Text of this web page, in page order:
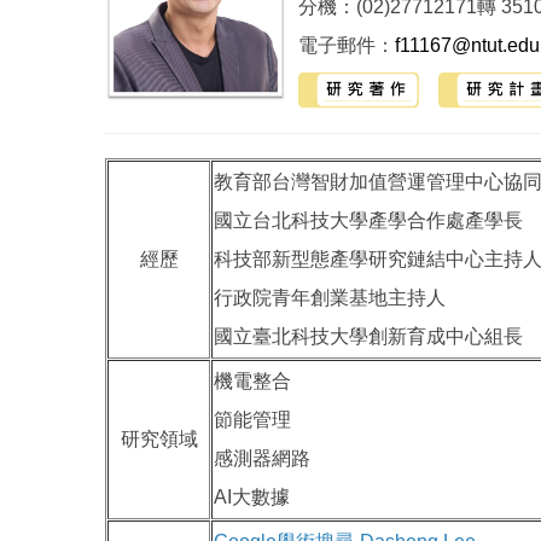
分機：(02)27712171轉
電子郵件：
經歷
教育部台灣智財加值營運管理中心協
國立台北科技大學產學合作處產學長
科技部新型態產學研究鏈結中心主持人
行政院青年創業基地主持人
國立臺北科技大學創新育成中心組長
研究領域
機電整合
節能管理
感測器網路
AI大數據